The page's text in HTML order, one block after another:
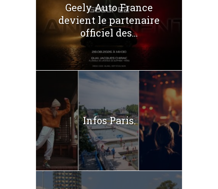
Geely Auto France
devient le partenaire
officiel des...
Infos Paris.